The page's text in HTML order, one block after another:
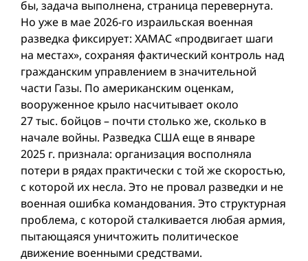
бы, задача выполнена, страница перевернута.
Но уже в мае 2026-го израильская военная
разведка фиксирует: ХАМАС «продвигает шаги
на местах», сохраняя фактический контроль над
гражданским управлением в значительной
части Газы. По американским оценкам,
вооруженное крыло насчитывает около
27 тыс. бойцов – почти столько же, сколько в
начале вой­ны. Разведка США еще в январе
2025 г. признала: организация восполняла
потери в рядах практически с той же скоростью,
с которой их несла. Это не провал разведки и не
военная ошибка командования. Это структурная
проб­лема, с которой сталкивается любая армия,
пытающаяся уничтожить политическое
движение военными средствами.